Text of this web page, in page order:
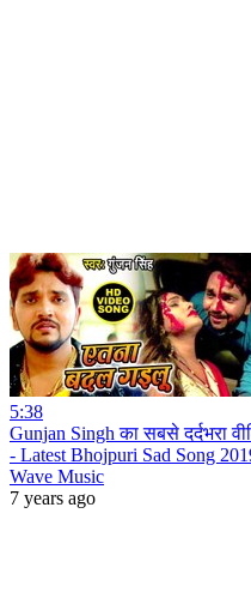
5:38
Gunjan Singh का सबसे दर्दभरा
- Latest Bhojpuri Sad Song
Wave Music
7 years ago